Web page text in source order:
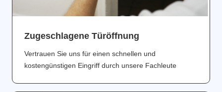
Zugeschlagene Türöffnung
Vertrauen Sie uns für einen schnellen und
kostengünstigen Eingriff durch unsere Fachleute